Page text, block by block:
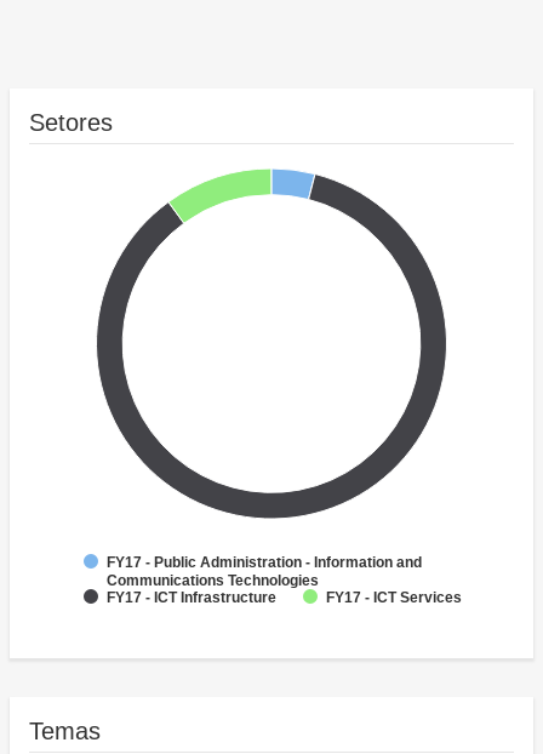
Setores
FY17 - Public Administration - Information and
Communications Technologies
FY17 - ICT Infrastructure
FY17 - ICT Services
Temas